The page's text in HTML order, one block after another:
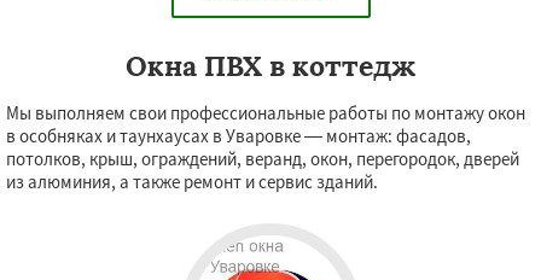
Окна ПВХ в коттедж
Мы выполняем свои профессиональные работы по монтажу окон
в особняках и таунхаусах в Уваровке — монтаж: фасадов,
потолков, крыш, ограждений, веранд, окон, перегородок, дверей
из алюминия, а также ремонт и сервис зданий.